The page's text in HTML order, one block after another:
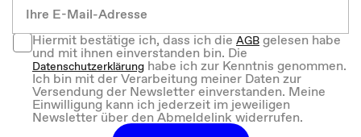
Hiermit bestätige ich, dass ich dieAGBgelesen habe
und mit ihnen einverstanden bin. Die
Datenschutzerklärung habe ich zur Kenntnis genommen.
Ich bin mit der Verarbeitung meiner Daten zur
Versendung der Newsletter einverstanden. Meine
Einwilligung kann ich jederzeit im jeweiligen
Newsletter über den Abmeldelink widerrufen.